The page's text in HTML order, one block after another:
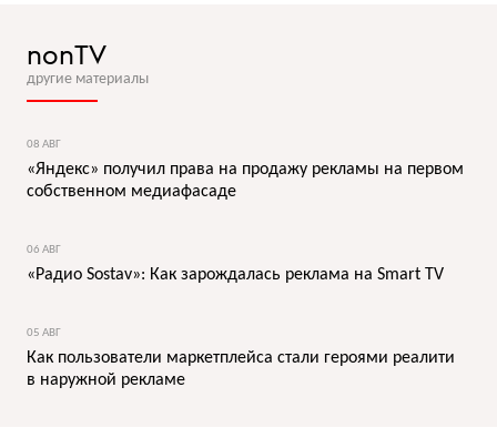
nonTV
другие материалы
08 АВГ
«Яндекс» получил права на продажу рекламы на первом
собственном медиафасаде
06 АВГ
«Радио Sostav»: Как зарождалась реклама на Smart TV
05 АВГ
Как пользователи маркетплейса стали героями реалити
в наружной рекламе